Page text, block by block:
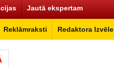
Reklāmraksti Redaktora Izvēle
Jautā ekspertam